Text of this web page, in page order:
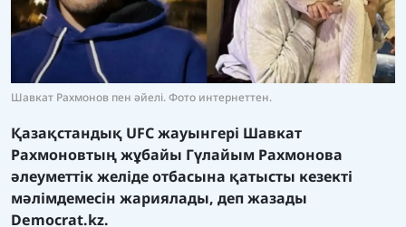
Шавкат Рахмонов пен әйелі. Фото интернеттен.
Қазақстандық UFC жауынгері Шавкат
Рахмоновтың жұбайы Гүлайым Рахмонова
әлеуметтік желіде отбасына қатысты кезекті
мәлімдемесін жариялады, деп жазады
Democrat.kz.